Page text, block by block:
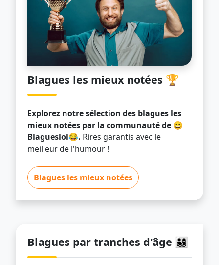
Blagues les mieux notées 🏆
Explorez notre sélection des blagues les
mieux notées par la communauté de 😄
Blagueslol😂. Rires garantis avec le
meilleur de l'humour !
Blagues les mieux notées
Blagues par tranches d'âge 👨‍👩‍👧‍👦